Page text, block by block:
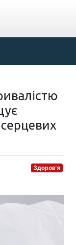
Здоров'я